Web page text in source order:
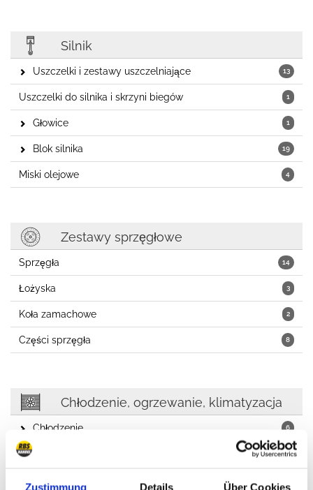
Zustimmung Details Über Cookies
Silnik
13
Uszczelki i zestawy uszczelniające
1
Uszczelki do silnika i skrzyni biegów
1
Głowice
19
Blok silnika
4
Miski olejowe
Zestawy sprzęgłowe
14
Sprzęgła
3
Łożyska
2
Koła zamachowe
8
Części sprzęgła
Chłodzenie, ogrzewanie, klimatyzacja
6
Chłodzenie
1
Paski, pasy